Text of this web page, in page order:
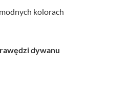
kolorach
dywanu